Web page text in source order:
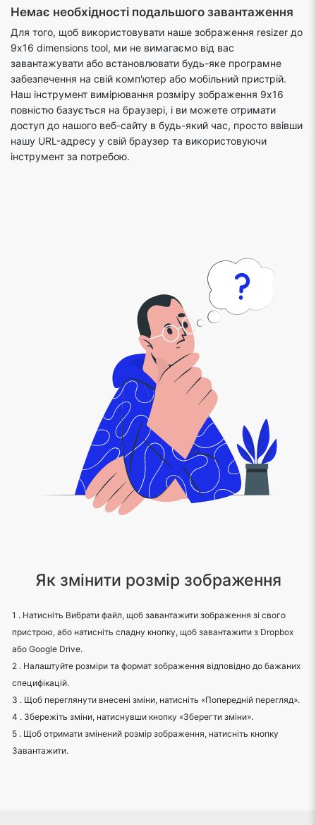
Немає необхідності подальшого завантаження
Для того, щоб використовувати наше зображення resizer до
9x16 dimensions tool, ми не вимагаємо від вас
завантажувати або встановлювати будь-яке програмне
забезпечення на свій комп'ютер або мобільний пристрій.
Наш інструмент вимірювання розміру зображення 9x16
повністю базується на браузері, і ви можете отримати
доступ до нашого веб-сайту в будь-який час, просто ввівши
нашу URL-адресу у свій браузер та використовуючи
інструмент за потребою.
Як змінити розмір зображення
1 . Натисніть Вибрати файл, щоб завантажити зображення зі свого
пристрою, або натисніть спадну кнопку, щоб завантажити з Dropbox
або Google Drive.
2 . Налаштуйте розміри та формат зображення відповідно до бажаних
специфікацій.
3 . Щоб переглянути внесені зміни, натисніть «Попередній перегляд».
4 . Збережіть зміни, натиснувши кнопку «Зберегти зміни».
5 . Щоб отримати змінений розмір зображення, натисніть кнопку
Завантажити.